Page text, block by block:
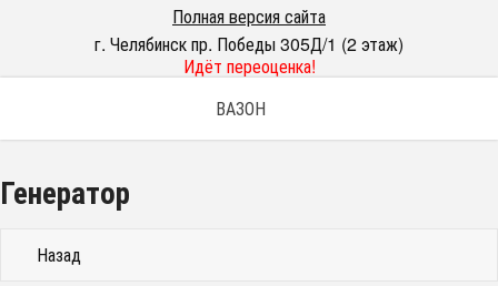
Полная версия сайта
г. Челябинск пр. Победы 305Д/1 (2 этаж)
Идёт переоценка!
ВАЗОН
Генератор
Назад